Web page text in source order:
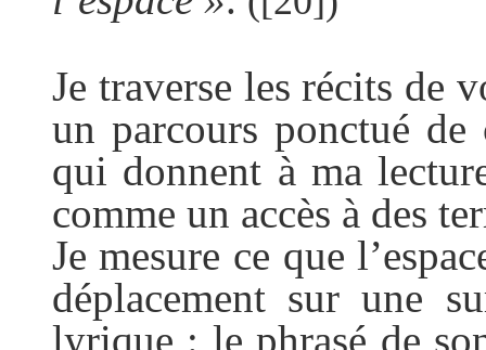
Je traverse les récits de
un parcours ponctué de
qui donnent à ma
comme un accès à des
Je mesure ce que
déplacement sur une
lyrique : le phrasé de